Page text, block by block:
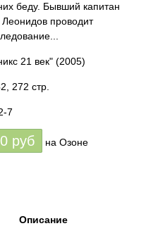
беду. Бывший капитан
проводит
21 век" (2005)
272 стр.
7
руб на Озоне
Описание